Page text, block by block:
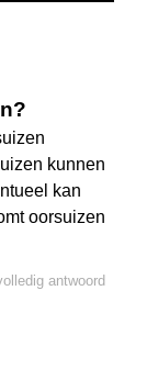
kunnen
kan
oorsuizen
antwoord